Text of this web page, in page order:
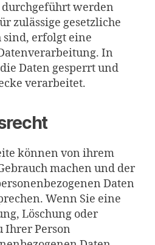
werden
zulässige gesetzliche
erfolgt eine
In
Daten gesperrt und
verarbeitet.
können von ihrem
machen und der
Daten
Wenn Sie eine
Löschung oder
Ihrer Person